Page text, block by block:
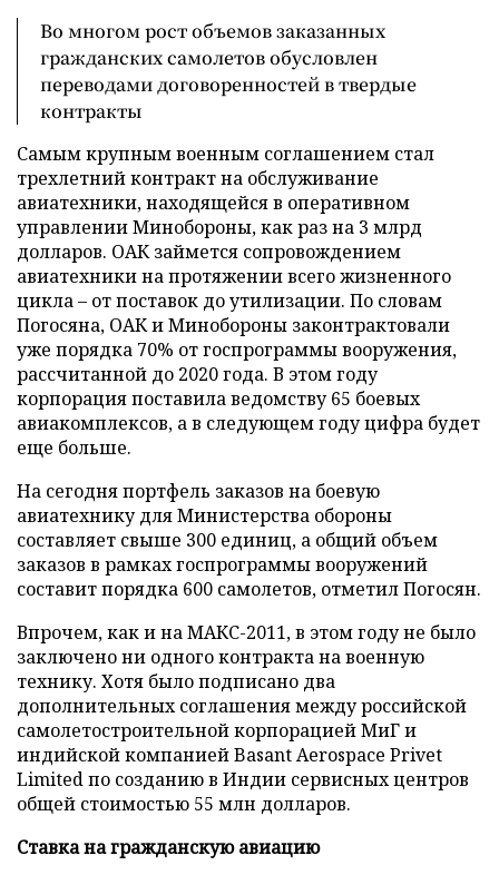
Во многом рост объемов заказанных
гражданских самолетов обусловлен
переводами договоренностей в твердые
контракты
Самым крупным военным соглашением стал
трехлетний контракт на обслуживание
авиатехники, находящейся в оперативном
управлении Минобороны, как раз на 3 млрд
долларов. ОАК займется сопровождением
авиатехники на протяжении всего жизненного
цикла – от поставок до утилизации. По словам
Погосяна, ОАК и Минобороны законтрактовали
уже порядка 70% от госпрограммы вооружения,
рассчитанной до 2020 года. В этом году
корпорация поставила ведомству 65 боевых
авиакомплексов, а в следующем году цифра будет
еще больше.
На сегодня портфель заказов на боевую
авиатехнику для Министерства обороны
составляет свыше 300 единиц, а общий объем
заказов в рамках госпрограммы вооружений
составит порядка 600 самолетов, отметил Погосян.
Впрочем, как и на МАКС-2011, в этом году не было
заключено ни одного контракта на военную
технику. Хотя было подписано два
дополнительных соглашения между российской
самолетостроительной корпорацией МиГ и
индийской компанией Basant Aerospace Privet
Limited по созданию в Индии сервисных центров
общей стоимостью 55 млн долларов.
Ставка на гражданскую авиацию